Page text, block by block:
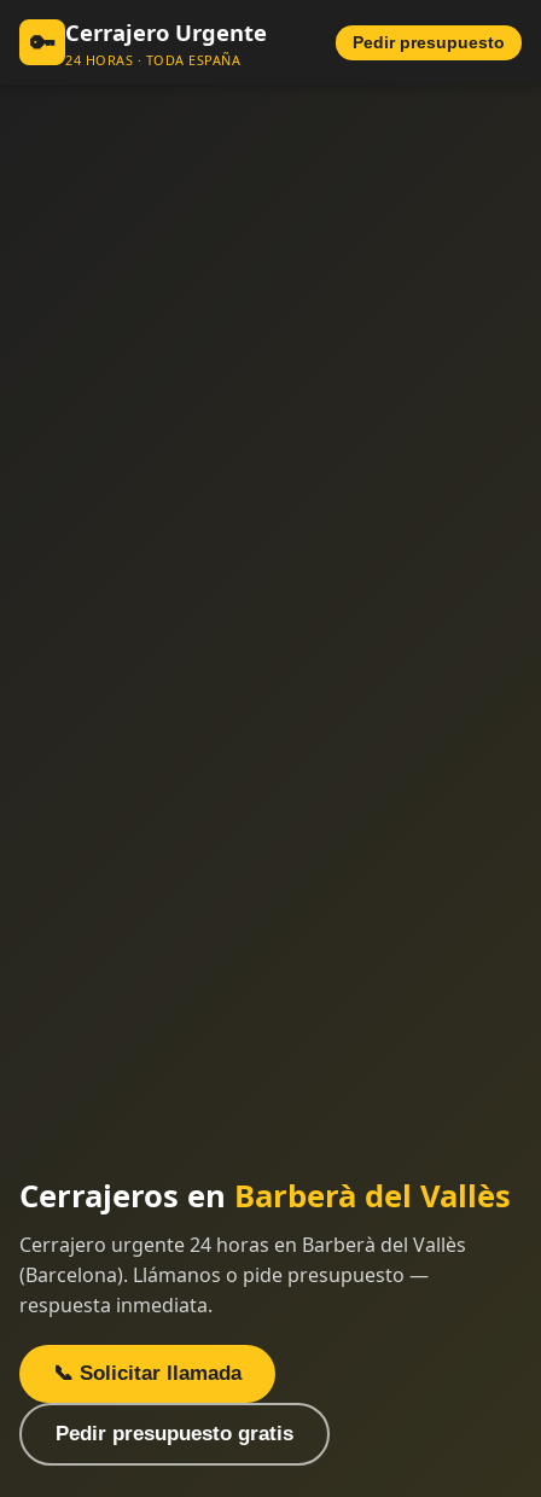
🔑 Cerrajero Urgente
24 HORAS · TODA ESPAÑA
Pedir presupuesto
Cerrajeros en Barberà del Vallès
Cerrajero urgente 24 horas en Barberà del Vallès
(Barcelona). Llámanos o pide presupuesto —
respuesta inmediata.
📞 Solicitar llamada
Pedir presupuesto gratis